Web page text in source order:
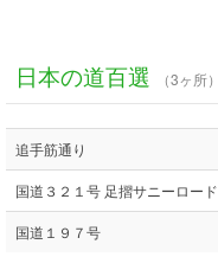
日本の道百選 （3ヶ所）
追手筋通り
国道３２１号 足摺サニーロード
国道１９７号